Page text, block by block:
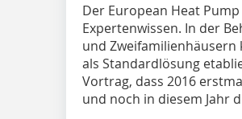
Der European Heat
Expertenwissen. In der
und Zweifamilienhäusern
als Standardlösung
Vortrag, dass 2016
und noch in diesem Jahr